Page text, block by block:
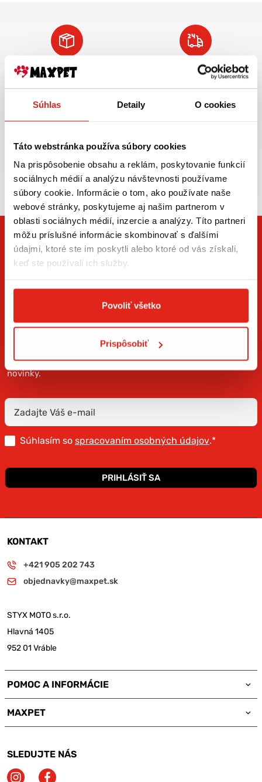
Súhlas Detaily O cookies
Táto webstránka používa súbory cookies
Na prispôsobenie obsahu a reklám, poskytovanie funkcií
sociálnych médií a analýzu návštevnosti používame
súbory cookie. Informácie o tom, ako používate naše
webové stránky, poskytujeme aj našim partnerom v
oblasti sociálnych médií, inzercie a analýzy. Títo partneri
môžu príslušné informácie skombinovať s ďalšími
údajmi, ktoré ste im poskytli alebo ktoré od vás získali,
keď ste používali ich služby.
Povoliť všetko
Prispôsobiť
Doprava ZADARMO
pre objednávky
VIAC INFO
Tovar NA SKLADE
expedujeme do 24
VIAC INFO
Zasielame aj do ČR,
doprava už od 5€
ZÍSKAJTE NOVINKY AKO PRVÝ
Prihláste sa na odber newslettera a buďte prvý, kto má
novinky.
Súhlasím so spracovaním osobných údajov.*
PRIHLÁSIŤ SA
KONTAKT
+421 905 202 743
objednavky@maxpet.sk
STYX MOTO s.r.o.
Hlavná 1405
952 01 Vráble
POMOC A INFORMÁCIE
MAXPET
SLEDUJTE NÁS